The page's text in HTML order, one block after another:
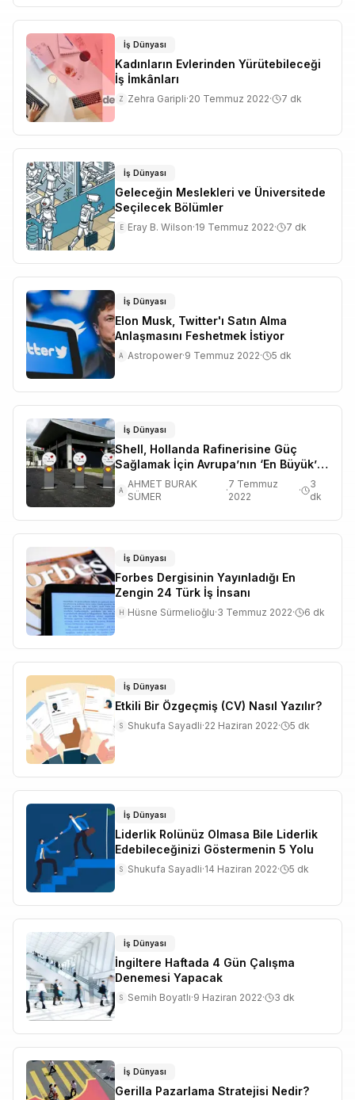
İş Dünyası
Kadınların Evlerinden Yürütebileceği
İş İmkânları
Z Zehra Garipli·20 Temmuz 2022· 7 dk
İş Dünyası
Geleceğin Meslekleri ve Üniversitede
Seçilecek Bölümler
E Eray B. Wilson·19 Temmuz 2022· 7 dk
İş Dünyası
Elon Musk, Twitter'ı Satın Alma
Anlaşmasını Feshetmek İstiyor
A Astropower·9 Temmuz 2022· 5 dk
İş Dünyası
Shell, Hollanda Rafinerisine Güç
Sağlamak İçin Avrupa’nın ‘En Büyük’ ​​
Yenilenebilir Hidrojen Tesisini İnşa
Edecek
A
AHMET BURAK
SÜMER
·
7 Temmuz
2022
·
3
dk
İş Dünyası
Forbes Dergisinin Yayınladığı En
Zengin 24 Türk İş İnsanı
H Hüsne Sürmelioğlu·3 Temmuz 2022· 6 dk
İş Dünyası
Etkili Bir Özgeçmiş (CV) Nasıl Yazılır?
S Shukufa Sayadli·22 Haziran 2022· 5 dk
İş Dünyası
Liderlik Rolünüz Olmasa Bile Liderlik
Edebileceğinizi Göstermenin 5 Yolu
S Shukufa Sayadli·14 Haziran 2022· 5 dk
İş Dünyası
İngiltere Haftada 4 Gün Çalışma
Denemesi Yapacak
S Semih Boyatlı·9 Haziran 2022· 3 dk
İş Dünyası
Gerilla Pazarlama Stratejisi Nedir?